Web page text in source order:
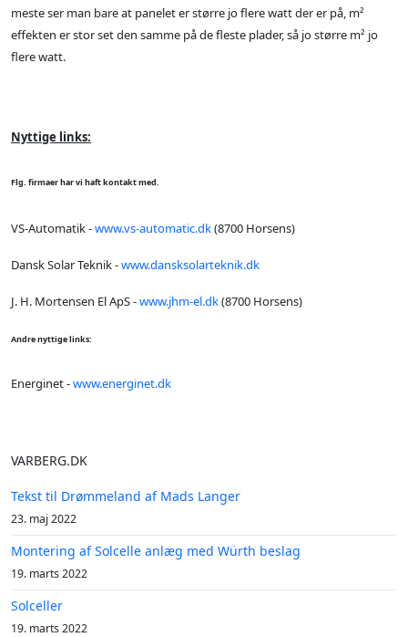
meste ser man bare at panelet er større jo flere watt der er på, m²
effekten er stor set den samme på de fleste plader, så jo større m² jo
flere watt.
Nyttige links:
Flg. firmaer har vi haft kontakt med.
VS-Automatik -www.vs-automatic.dk(8700 Horsens)
Dansk Solar Teknik -www.dansksolarteknik.dk
J. H. Mortensen El ApS -www.jhm-el.dk(8700 Horsens)
Andre nyttige links:
Energinet -www.energinet.dk
VARBERG.DK
Tekst til Drømmeland af Mads Langer
23. maj 2022
Montering af Solcelle anlæg med Würth beslag
19. marts 2022
Solceller
19. marts 2022